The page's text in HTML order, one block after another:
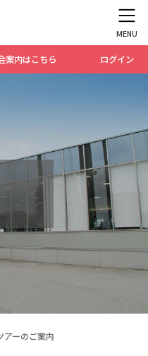
案内はこちら ログイン
アーのご案内